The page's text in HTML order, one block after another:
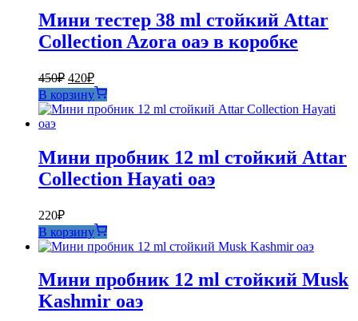
Мини тестер 38 ml стойкий Attar
Collection Azora оаэ в коробке
450₽ Первоначальная
цена
составляла
450₽.
420₽Текущая
цена:
420₽.
В корзину
Мини пробник 12 ml стойкий Attar
Collection Hayati оаэ
220₽
В корзину
Мини пробник 12 ml стойкий Musk
Kashmir оаэ